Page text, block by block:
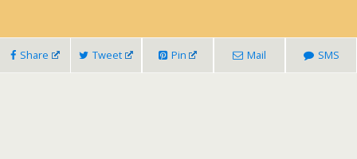
Share Tweet Pin Mail SMS